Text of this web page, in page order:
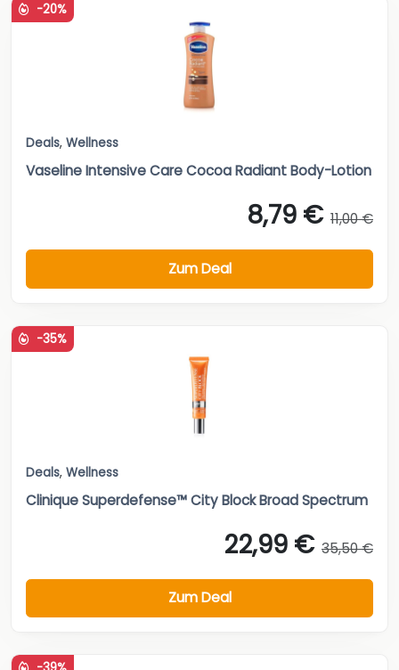
-20%
Deals, Wellness
Vaseline Intensive Care Cocoa Radiant Body-Lotion
8,79 € 11,00 €
Zum Deal
-35%
Deals, Wellness
Clinique Superdefense™ City Block Broad Spectrum
22,99 € 35,50 €
Zum Deal